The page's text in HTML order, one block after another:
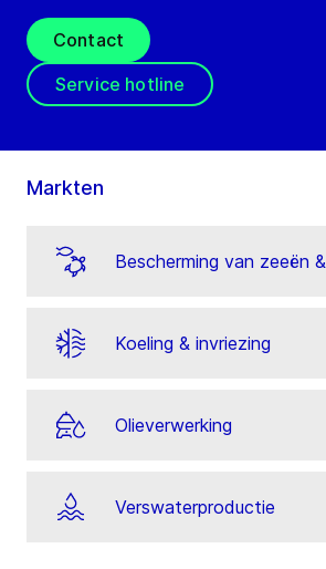
Contact
Service hotline
Markten
Bescherming van zeeën
Koeling & invriezing
Olieverwerking
Verswaterproductie